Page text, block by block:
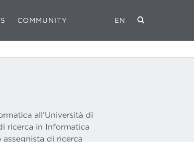
COMMUNITY EN
all’Università di
ricerca in Informatica
assegnista di ricerca